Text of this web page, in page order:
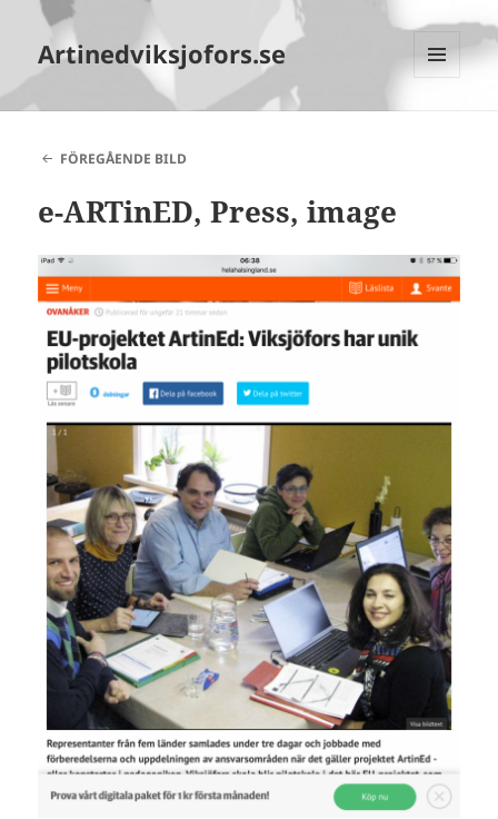
Artinedviksjofors.se
FÖREGÅENDE BILD
e-ARTinED, Press, image